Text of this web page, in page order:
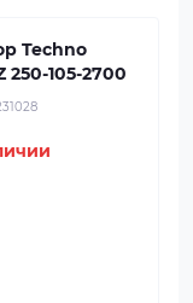
Techno
250-105-2700